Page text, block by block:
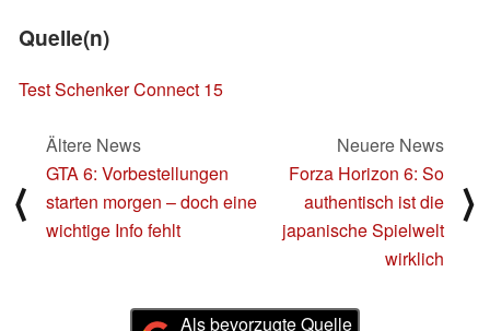
Quelle(n)
Test Schenker Connect 15
⟨
Ältere News
GTA 6: Vorbestellungen
starten morgen – doch eine
wichtige Info fehlt
Neuere News
Forza Horizon 6: So
authentisch ist die
japanische Spielwelt
wirklich
⟩
Als bevorzugte Quelle